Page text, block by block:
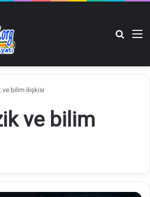
ve bilim ilişkisi
ve bilim